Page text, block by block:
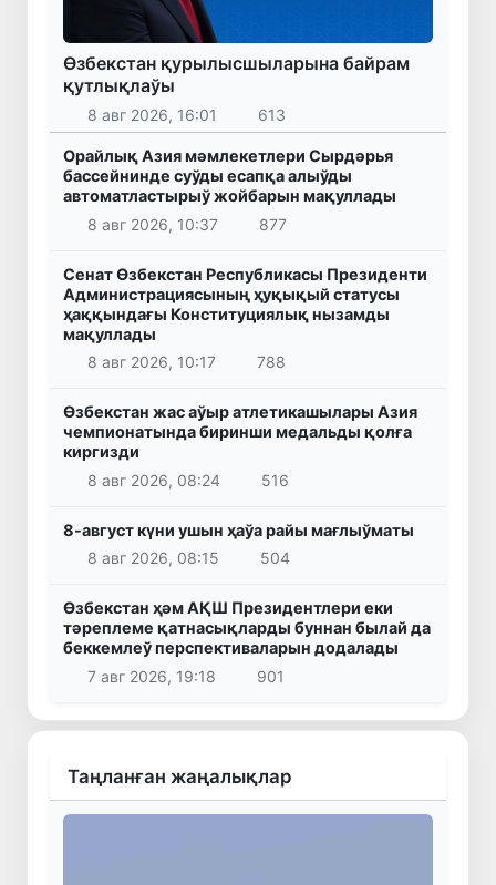
Өзбекстан қурылысшыларына байрам
қутлықлаўы
8 авг 2026, 16:01 613
Орайлық Азия мәмлекетлери Сырдәрья
бассейнинде суўды есапқа алыўды
автоматластырыў жойбарын мақуллады
8 авг 2026, 10:37
877
Сенат Өзбекстан Республикасы Президенти
Администрациясының ҳуқықый статусы
ҳаққындағы Конституциялық нызамды
мақуллады
8 авг 2026, 10:17
788
Өзбекстан жас аўыр атлетикашылары Азия
чемпионатында биринши медальды қолға
киргизди
8 авг 2026, 08:24
516
8-август күни ушын ҳаўа райы мағлыўматы
8 авг 2026, 08:15
504
Өзбекстан ҳәм АҚШ Президентлери еки
тәреплеме қатнасықларды буннан былай да
беккемлеў перспективаларын додалады
7 авг 2026, 19:18
901
Таңланған жаңалықлар